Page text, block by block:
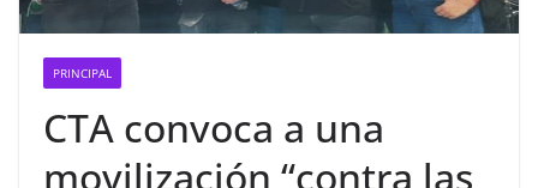
PRINCIPAL
CTA convoca a una
movilización “contra las